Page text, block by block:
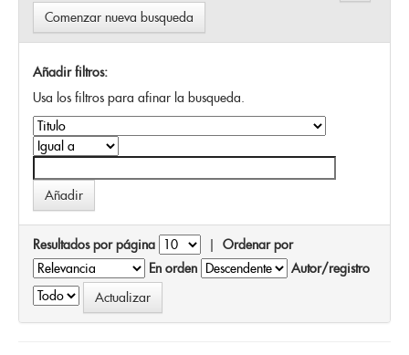
Comenzar nueva busqueda
Añadir filtros:
Usa los filtros para afinar la busqueda.
Resultados por página | Ordenar por
En orden
Autor/registro